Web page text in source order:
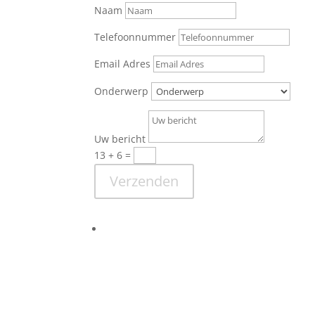
Naam
Telefoonnummer
Email Adres
Onderwerp
Uw bericht
13 + 6 =
Verzenden